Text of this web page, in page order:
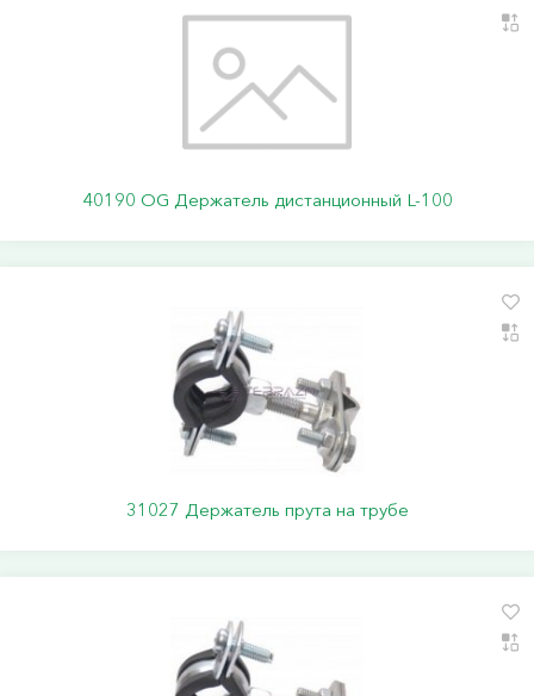
40190 ОG Держатель дистанционный L-100
31027 Держатель прута на трубе